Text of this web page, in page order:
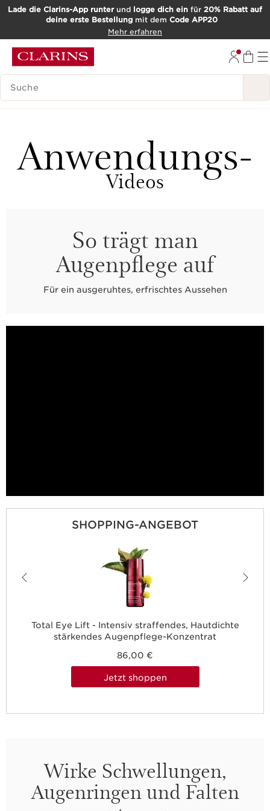
WEITER ZUM INHALT
Lade die Clarins-App runterund logge dich ein für 20% Rabatt auf
deine erste Bestellungmit dem Code APP20
Mehr erfahren
SUCH-HISTORIE
Anwendungs-
Videos
So trägt man
Augenpflege auf
Für ein ausgeruhtes, erfrischtes Aussehen
SHOPPING-ANGEBOT
Total Eye Lift - Intensiv straffendes, Hautdichte
stärkendes Augenpflege-Konzentrat
86,00 €
Jetzt shoppen
Wirke Schwellungen,
Augenringen und Falten